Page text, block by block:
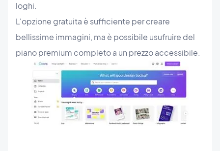
loghi.
L'opzione gratuita è sufficiente per creare
bellissime immagini, ma è possibile usufruire del
piano premium completo a un prezzo accessibile.